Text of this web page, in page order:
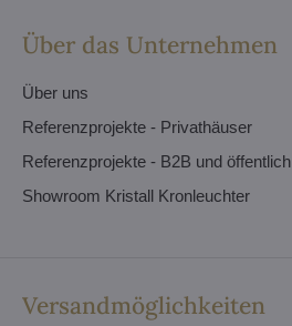
Über das Unternehmen
Über uns
Referenzprojekte - Privathäuser
Referenzprojekte - B2B und öffentlich
Showroom Kristall Kronleuchter
Versandmöglichkeiten